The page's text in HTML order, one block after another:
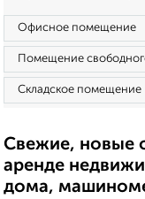
Офисное помещение
Помещение
Складское помещение
Свежие, новые
аренде
дома,